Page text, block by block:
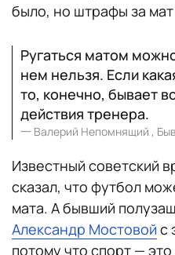
было, но штрафы за
Ругаться матом
нем нельзя. Если
то, конечно, бывает
действия тренера.
一 Валерий Непомнящий ,
Известный советский
сказал, что футбол
мата. А бывший
Александр Мостовой с
потому что спорт —